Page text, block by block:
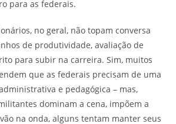
para as federais.
no geral, não topam conversa
de produtividade, avaliação de
para subir na carreira. Sim, muitos
que as federais precisam de uma
e pedagógica – mas,
dominam a cena, impõem a
na onda, alguns tentam manter seus